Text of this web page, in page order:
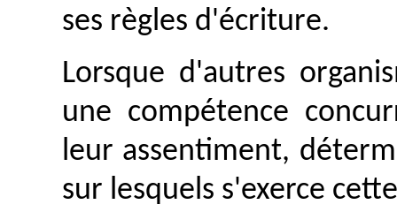
ses règles d'écriture.
Lorsque d'autres
une compétence
leur assentiment,
sur lesquels s'exerce